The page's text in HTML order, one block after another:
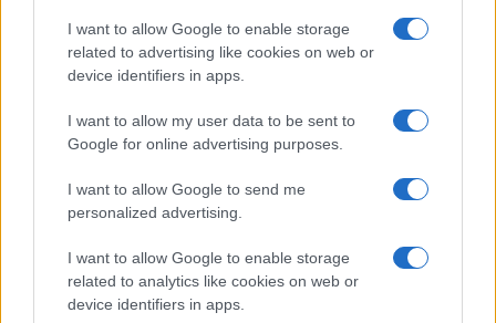
I want to allow Google to enable storage
related to advertising like cookies on web or
device identifiers in apps.
I want to allow my user data to be sent to
Google for online advertising purposes.
I want to allow Google to send me
personalized advertising.
I want to allow Google to enable storage
related to analytics like cookies on web or
device identifiers in apps.
FILM
Frasi dei film
Frasi film più lette
Incipit dei film
Film più cercati
Frasi sul cinema
SERVIZI
Mappa del sito